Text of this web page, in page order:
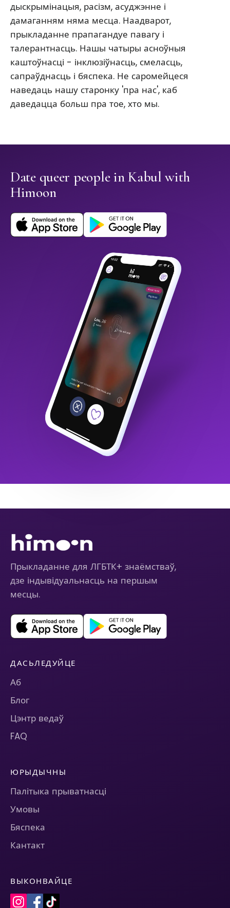
дыскрымінацыя, расізм, асуджэнне і
дамаганням няма месца. Наадварот,
прыкладанне прапагандуе павагу і
талерантнасць. Нашы чатыры асноўныя
каштоўнасці - інклюзіўнасць, смеласць,
сапраўднасць і бяспека. Не саромейцеся
наведаць нашу старонку 'пра нас', каб
даведацца больш пра тое, хто мы.
Date queer people in Kabul with
Himoon
Прыкладанне для ЛГБТК+ знаёмстваў,
дзе індывідуальнасць на першым
месцы.
ДАСЬЛЕДУЙЦЕ
Аб
Блог
Цэнтр ведаў
FAQ
ЮРЫДЫЧНЫ
Палітыка прыватнасці
Умовы
Бяспека
Кантакт
ВЫКОНВАЙЦЕ